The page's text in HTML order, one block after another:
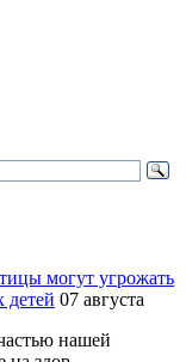
могут угрожать
07 августа
нашей